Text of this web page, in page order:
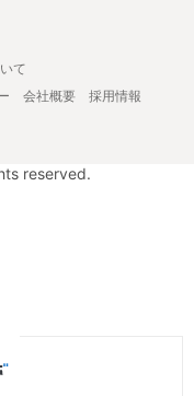
て
会社概要
採用情報
reserved.